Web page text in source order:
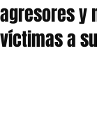
agresores y
víctimas a